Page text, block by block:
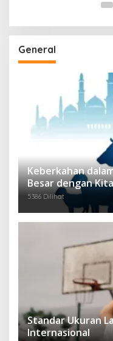
General
Keberkahan
Besar dengan
5386 Dilihat
Standar Ukuran
Internasional